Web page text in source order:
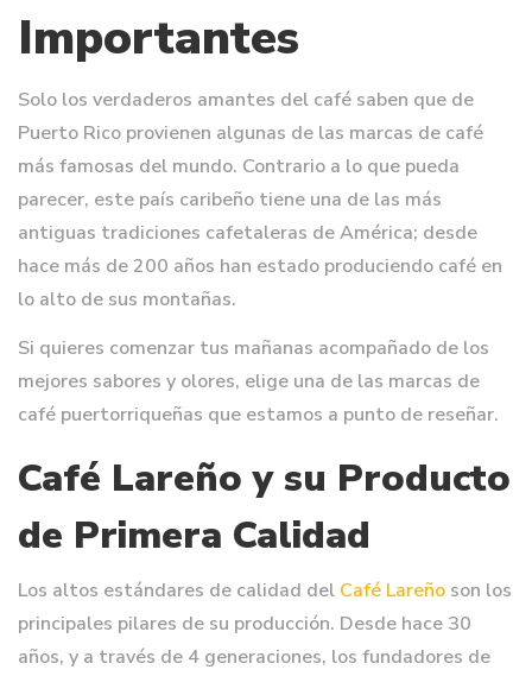
Importantes
Solo los verdaderos amantes del café saben que de
Puerto Rico provienen algunas de las marcas de café
más famosas del mundo. Contrario a lo que pueda
parecer, este país caribeño tiene una de las más
antiguas tradiciones cafetaleras de América; desde
hace más de 200 años han estado produciendo café en
lo alto de sus montañas.
Si quieres comenzar tus mañanas acompañado de los
mejores sabores y olores, elige una de las marcas de
café puertorriqueñas que estamos a punto de reseñar.
Café Lareño y su Producto
de Primera Calidad
Los altos estándares de calidad del Café Lareño son los
principales pilares de su producción. Desde hace 30
años, y a través de 4 generaciones, los fundadores de